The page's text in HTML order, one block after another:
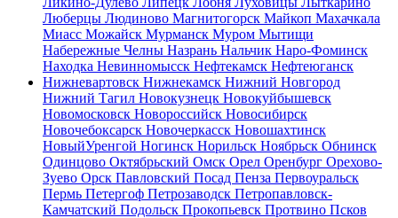
Люберцы Людиново Магнитогорск Майкоп Махачкала
Миасс Можайск Мурманск Муром Мытищи
Набережные Челны Назрань Нальчик Наро-Фоминск
Находка Невинномысск Нефтекамск Нефтеюганск
Нижневартовск Нижнекамск Нижний Новгород
Нижний Тагил Новокузнецк Новокуйбышевск
Новомосковск Новороссийск Новосибирск
Новочебоксарск Новочеркасск Новошахтинск
НовыйУренгой Ногинск Норильск Ноябрьск Обнинск
Одинцово Октябрьский Омск Орел Оренбург Орехово-
Зуево Орск Павловский Посад Пенза Первоуральск
Пермь Петергоф Петрозаводск Петропавловск-
Камчатский Подольск Прокопьевск Протвино Псков